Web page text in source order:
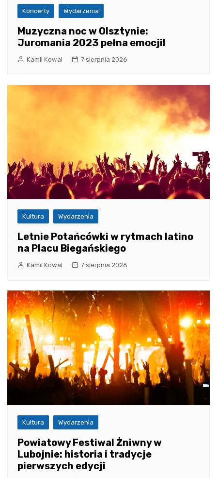
Koncerty Wydarzenia
Muzyczna noc w Olsztynie:
Juromania 2023 pełna emocji!
Kamil Kowal 7 sierpnia 2026
Kultura Wydarzenia
Letnie Potańcówki w rytmach latino
na Placu Biegańskiego
Kamil Kowal 7 sierpnia 2026
Kultura Wydarzenia
Powiatowy Festiwal Żniwny w
Lubojnie: historia i tradycje
pierwszych edycji